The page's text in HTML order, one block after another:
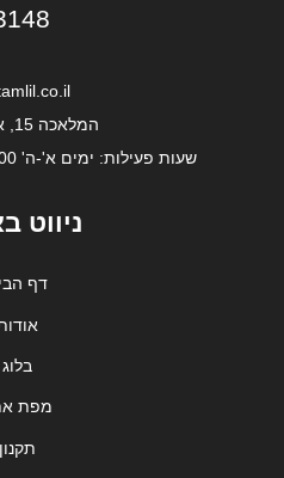
המלאכה 15, אור יהודה
שעות פעילות: ימים א'-ה' 08:00-17:00 (יום ו' סגור)
ניווט
דף
בלוג
מפת
תקנון